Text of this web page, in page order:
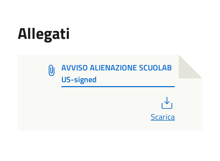
Allegati
AVVISO ALIENAZIONE SCUOLAB
US-signed
Scarica